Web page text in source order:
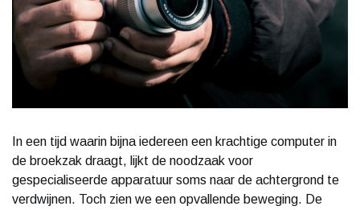
In een tijd waarin bijna iedereen een krachtige computer in
de broekzak draagt, lijkt de noodzaak voor
gespecialiseerde apparatuur soms naar de achtergrond te
verdwijnen. Toch zien we een opvallende beweging. De